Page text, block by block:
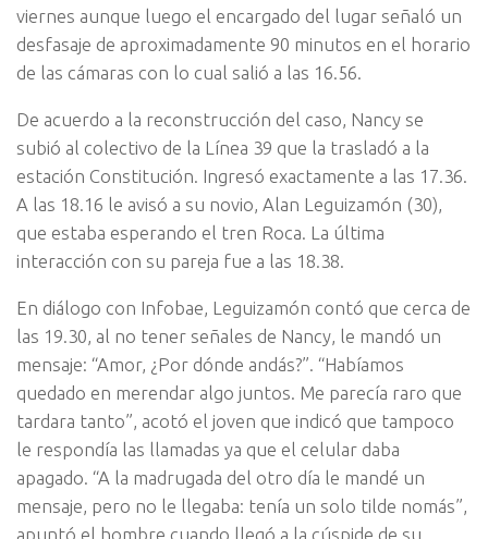
viernes aunque luego el encargado del lugar señaló un
desfasaje de aproximadamente 90 minutos en el horario
de las cámaras con lo cual salió a las 16.56.
De acuerdo a la reconstrucción del caso, Nancy se
subió al colectivo de la Línea 39 que la trasladó a la
estación Constitución. Ingresó exactamente a las 17.36.
A las 18.16 le avisó a su novio, Alan Leguizamón (30),
que estaba esperando el tren Roca. La última
interacción con su pareja fue a las 18.38.
En diálogo con Infobae, Leguizamón contó que cerca de
las 19.30, al no tener señales de Nancy, le mandó un
mensaje: “Amor, ¿Por dónde andás?”. “Habíamos
quedado en merendar algo juntos. Me parecía raro que
tardara tanto”, acotó el joven que indicó que tampoco
le respondía las llamadas ya que el celular daba
apagado. “A la madrugada del otro día le mandé un
mensaje, pero no le llegaba: tenía un solo tilde nomás”,
apuntó el hombre cuando llegó a la cúspide de su